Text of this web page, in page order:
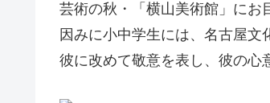
芸術の秋・「横山美術館」にお
因みに小中学生には、名古屋文
彼に改めて敬意を表し、彼